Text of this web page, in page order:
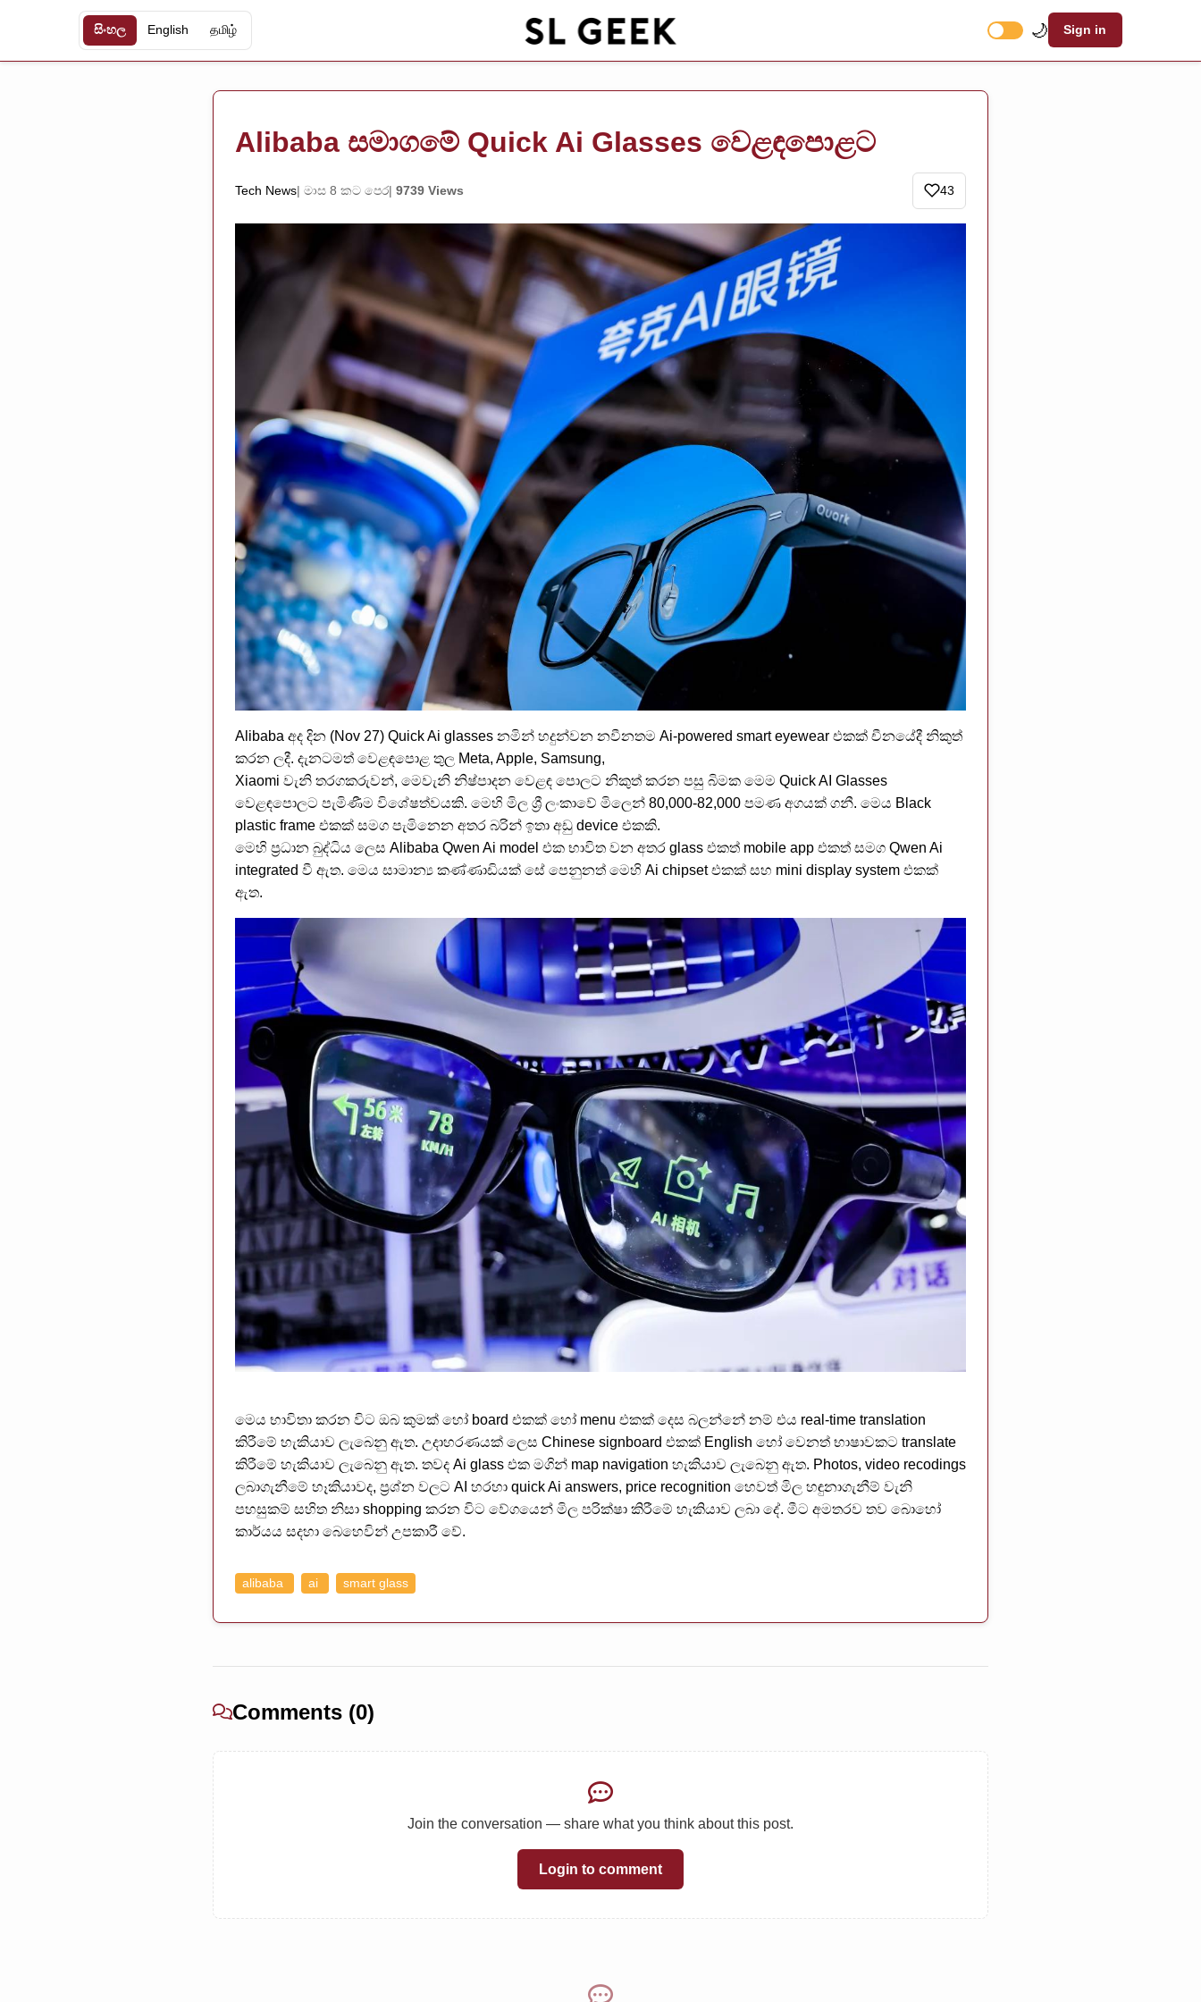
සිංහල English தமிழ் 🌙 Sign in
Alibaba සමාගමේ Quick Ai Glasses වෙළඳපොළට
Tech News මාස 8 කට පෙර 9739 Views 43
Alibaba අද දින (Nov 27) Quick Ai glasses නමින් හදුන්වන නවීනතම Ai-powered smart eyewear එකක් චීනයේදී නිකුත්
කරන ලදී. දැනටමත් වෙළඳපොළ තුල Meta, Apple, Samsung,
Xiaomi වැනි තරගකරුවන්, මෙවැනි නිෂ්පාදන වෙළඳ පොලට නිකුත් කරන පසු බිමක මෙම Quick AI Glasses
වෙළඳපොලට පැමිණීම විශේෂත්වයකි. මෙහි මිල ශ්‍රී ලංකාවේ මිලෙන් 80,000-82,000 පමණ අගයක් ගනී. මෙය Black
plastic frame එකක් සමග පැමිනෙන අතර බරින් ඉතා අඩු device එකකි.
මෙහි ප්‍රධාන බුද්ධිය ලෙස Alibaba Qwen Ai model එක භාවිත වන අතර glass එකත් mobile app එකත් සමග Qwen Ai
integrated වී ඇත. මෙය සාමාන්‍ය කණ්ණාඩියක් සේ පෙනුනත් මෙහි Ai chipset එකක් සහ mini display system එකක්
ඇත.
මෙය භාවිතා කරන විට ඔබ කුමක් හෝ board එකක් හෝ menu එකක් දෙස බලන්නේ නම් එය real-time translation
කිරීමේ හැකියාව ලැබෙනු ඇත. උදාහරණයක් ලෙස Chinese signboard එකක් English හෝ වෙනත් භාෂාවකට translate
කිරීමේ හැකියාව ලැබෙනු ඇත. තවද Ai glass එක මගින් map navigation හැකියාව ලැබෙනු ඇත. Photos, video recodings
ලබාගැනීමේ හෑකියාවද, ප්‍රශ්න වලට AI හරහා quick Ai answers, price recognition හෙවත් මිල හඳුනාගැනීම් වැනි
පහසුකම් සහිත නිසා shopping කරන විට වේගයෙන් මිල පරික්ෂා කිරීමේ හැකියාව ලබා දේ. මීට අමතරව තව බොහෝ
කාර්යය සදහා බෙහෙවින් උපකාරී වේ.
alibaba ai smart glass
Comments (0)
Join the conversation — share what you think about this post.
Login to comment